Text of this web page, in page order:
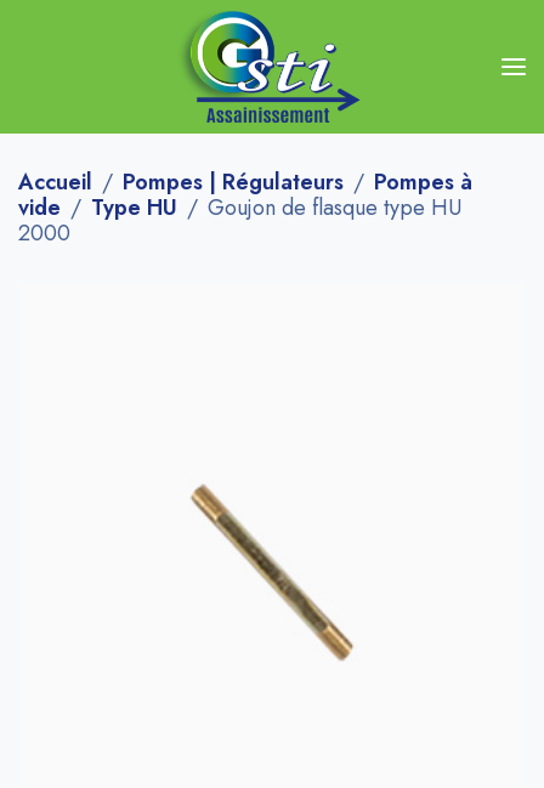
Accueil Pompes | Régulateurs
Pompes à
vide
Type HU
Goujon de flasque type HU
2000